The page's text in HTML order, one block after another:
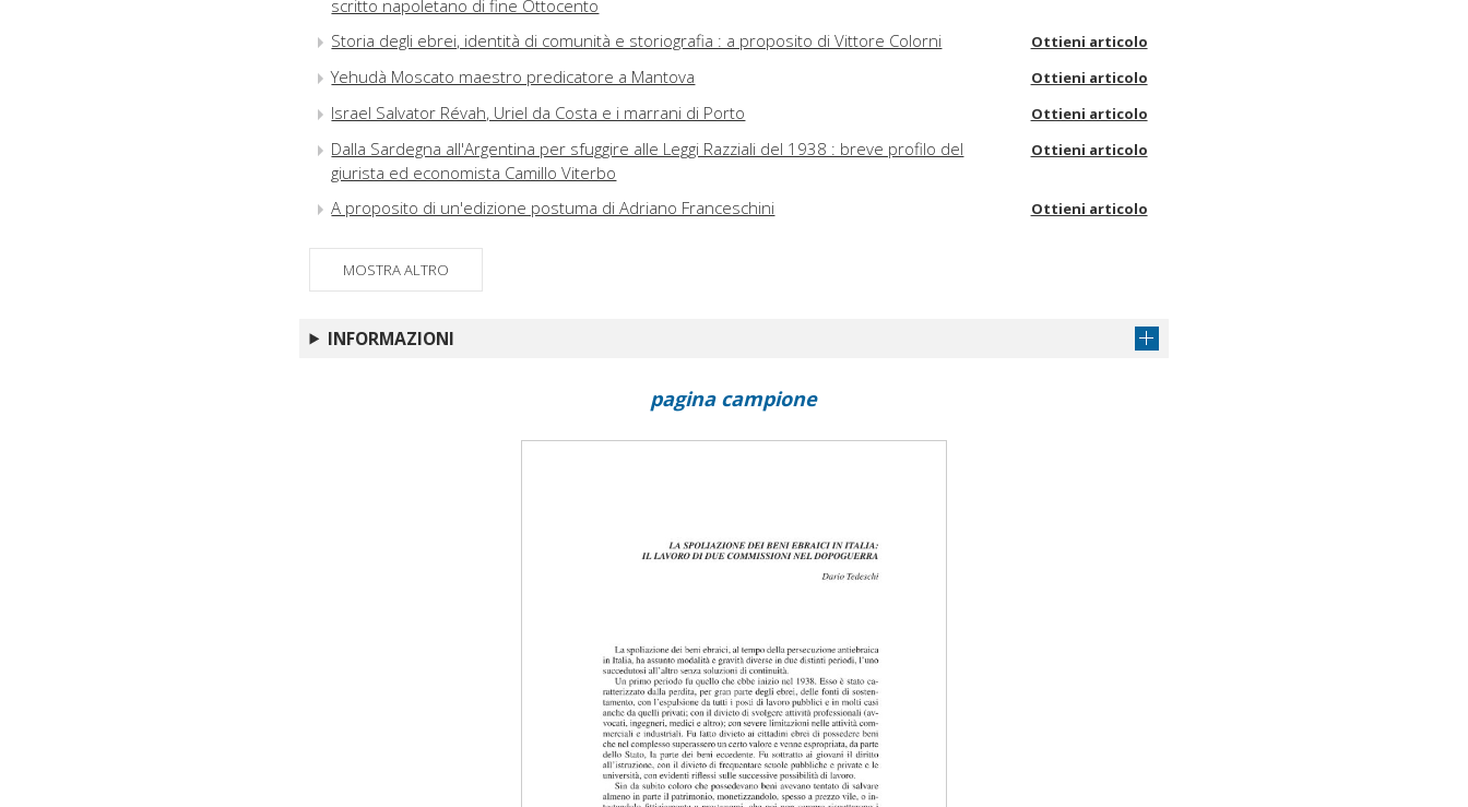
scritto napoletano di fine Ottocento
Storia degli ebrei, identità di comunità e storiografia : a proposito di Vittore Colorni Ottieni articolo
Yehudà Moscato maestro predicatore a Mantova Ottieni articolo
Israel Salvator Révah, Uriel da Costa e i marrani di Porto Ottieni articolo
Dalla Sardegna all'Argentina per sfuggire alle Leggi Razziali del 1938 : breve profilo del
giurista ed economista Camillo Viterbo
Ottieni articolo
A proposito di un'edizione postuma di Adriano Franceschini Ottieni articolo
Rassegna di libri e riviste
Gli autori di questo numero
MOSTRA ALTRO
INFORMAZIONI
pagina campione